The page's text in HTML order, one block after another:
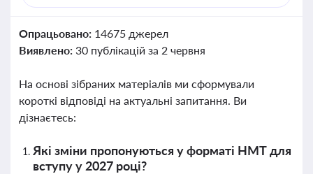
Опрацьовано: 14675 джерел
Виявлено: 30 публікацій за 2 червня
На основі зібраних матеріалів ми сформували
короткі відповіді на актуальні запитання. Ви
дізнаєтесь:
Які зміни пропонуються у форматі НМТ для
вступу у 2027 році?